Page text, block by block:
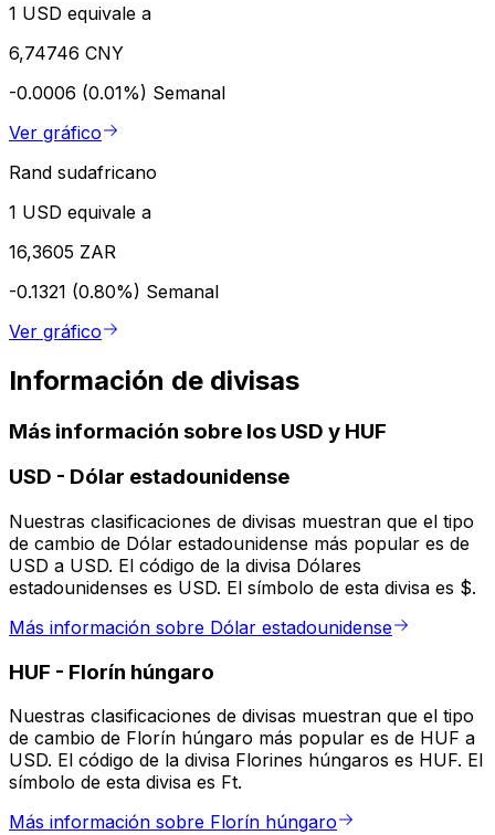
1 USD equivale a
6,74746 CNY
-0.0006 (0.01%) Semanal
Ver gráfico
Rand sudafricano
1 USD equivale a
16,3605 ZAR
-0.1321 (0.80%) Semanal
Ver gráfico
Información de divisas
Más información sobre los USD y HUF
USD - Dólar estadounidense
Nuestras clasificaciones de divisas muestran que el tipo
de cambio de Dólar estadounidense más popular es de
USD a USD. El código de la divisa Dólares
estadounidenses es USD. El símbolo de esta divisa es $.
Más información sobre Dólar estadounidense
HUF - Florín húngaro
Nuestras clasificaciones de divisas muestran que el tipo
de cambio de Florín húngaro más popular es de HUF a
USD. El código de la divisa Florines húngaros es HUF. El
símbolo de esta divisa es Ft.
Más información sobre Florín húngaro